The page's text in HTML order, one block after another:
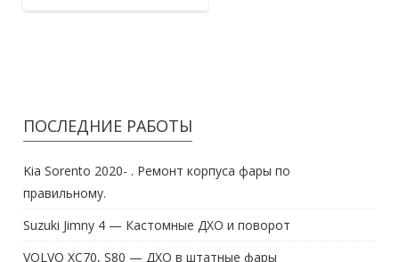
ПОСЛЕДНИЕ РАБОТЫ
Kia Sorento 2020- . Ремонт корпуса фары по
правильному.
Suzuki Jimny 4 — Кастомные ДХО и поворот
VOLVO XC70, S80 — ДХО в штатные фары